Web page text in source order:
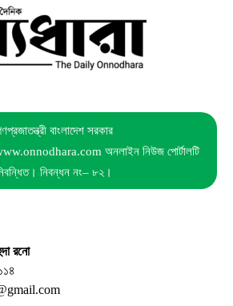
বাংলাদেশ সরকার
অনলাইন নিউজ পোর্টালটি
নিবন্ধন নং– ৮২।
রনো